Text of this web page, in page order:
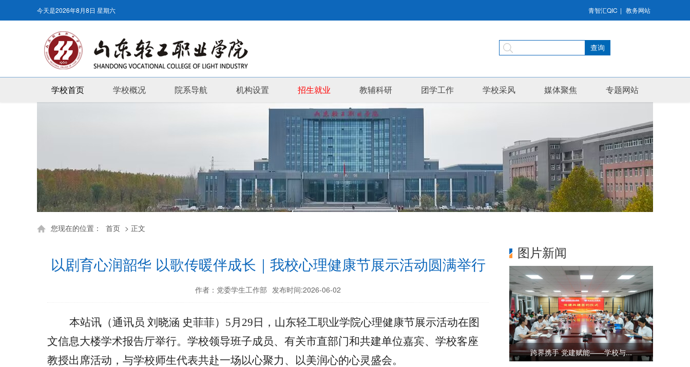
今天是2026年8月8日 星期六 青智汇QIC | 教务网站
学校首页 学校概况 院系导航 机构设置 招生就业 教辅科研 团学工作 学校采风 媒体聚焦 专题网站
您现在的位置： 首页 > 正文
图片新闻
学校召开思政课建设专题会议 跨界携手 党建赋能——学校与...
葆朝阳之热 铸匠心之魂——学...
以剧育心润韶华 以歌传暖伴成长｜我校心理健康节展示活动圆满举行
作者：党委学生工作部 发布时间:2026-06-02
本站讯（通讯员 刘晓涵 史菲菲） 5月29日， 山东轻工职业学院心理健康节展示活动在图
文信息大楼学术报告厅举行。学校领导班子成员、有关市直部门和共建单位嘉宾、学校客座
教授出席活动，与学校师生代表共赴一场以心聚力 、以美润心的心灵盛会。